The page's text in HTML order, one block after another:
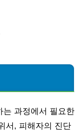
는 과정에서 필요한
서, 피해자의 진단